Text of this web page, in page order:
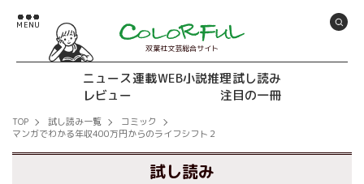
双葉社文芸総合サイト
ニュース連載WEB小説推理試し読み
レビュー
注目の一冊
TOP 試し読み一覧
コミック
マンガでわかる年収400万円からのライフシフト２
試し読み